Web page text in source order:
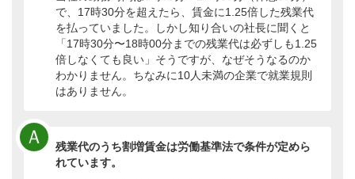
で、17時30分を超えたら、賃金に1.25倍した残業代
を払っていました。しかし知り合いの社長に聞くと
「17時30分〜18時00分までの残業代は必ずしも1.25
倍しなくても良い」そうですが、なぜそうなるのか
わかりません。ちなみに10人未満の企業で就業規則
はありません。
Ａ
残業代のうち割増賃金は労働基準法で条件が定めら
れています。